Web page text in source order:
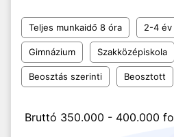
Teljes munkaidő 8 óra 2-4 év
Gimnázium Szakközépiskola
Beosztás szerinti Beosztott
Bruttó 350.000 - 400.000